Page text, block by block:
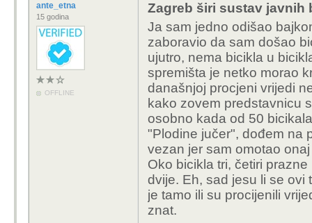
ante_etna
15 godina
OFFLINE
Zagreb širi sustav javnih
Ja sam jedno odišao
zaboravio da sam došao
ujutro, nema bicikla u
spremišta je netko morao
današnjoj procjeni vrijedi
kako zovem predstavnicu
osobno kada od 50
"Plodine jučer", dođem na
vezan jer sam omotao
Oko bicikla tri, četiri
dvije. Eh, sad jesu li se ovi
je tamo ili su procijenili
znat.